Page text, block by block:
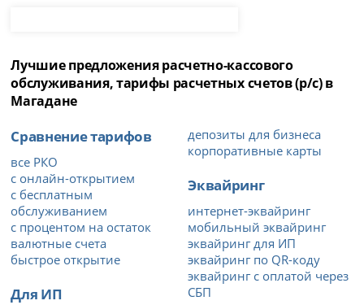
Лучшие предложения расчетно-кассового
обслуживания, тарифы расчетных счетов (р/с) в
Магадане
Сравнение тарифов
все РКО
с онлайн-открытием
с бесплатным
обслуживанием
с процентом на остаток
валютные счета
быстрое открытие
Для ИП
депозиты для бизнеса
корпоративные карты
Эквайринг
интернет-эквайринг
мобильный эквайринг
эквайринг для ИП
эквайринг по QR-коду
эквайринг с оплатой через
СБП